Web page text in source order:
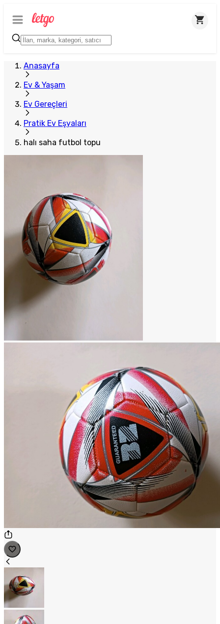
Anasayfa
Ev & Yaşam
Ev Gereçleri
Pratik Ev Eşyaları
halı saha futbol topu